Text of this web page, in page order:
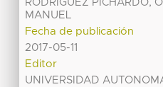
RODRIGUEZ PICHARDO,
MANUEL
Fecha de publicación
2017-05-11
Editor
UNIVERSIDAD